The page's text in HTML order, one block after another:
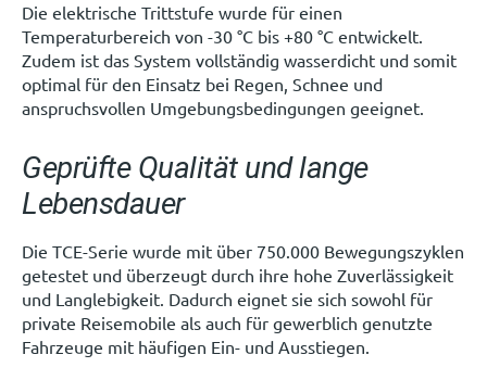
Die elektrische Trittstufe wurde für einen
Temperaturbereich von -30 °C bis +80 °C entwickelt.
Zudem ist das System vollständig wasserdicht und somit
optimal für den Einsatz bei Regen, Schnee und
anspruchsvollen Umgebungsbedingungen geeignet.
Geprüfte Qualität und lange
Lebensdauer
Die TCE-Serie wurde mit über 750.000 Bewegungszyklen
getestet und überzeugt durch ihre hohe Zuverlässigkeit
und Langlebigkeit. Dadurch eignet sie sich sowohl für
private Reisemobile als auch für gewerblich genutzte
Fahrzeuge mit häufigen Ein- und Ausstiegen.